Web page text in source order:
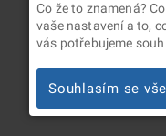
2026 ©
Co že to znamená?
vaše nastavení a to,
vás potřebujeme
Souhlasím se